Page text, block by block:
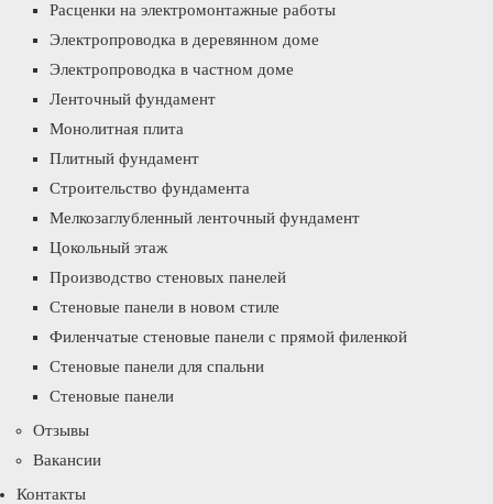
Расценки на электромонтажные работы
Электропроводка в деревянном доме
Электропроводка в частном доме
Ленточный фундамент
Монолитная плита
Плитный фундамент
Строительство фундамента
Мелкозаглубленный ленточный фундамент
Цокольный этаж
Производство стеновых панелей
Стеновые панели в новом стиле
Филенчатые стеновые панели с прямой филенкой
Стеновые панели для спальни
Стеновые панели
Отзывы
Вакансии
Контакты